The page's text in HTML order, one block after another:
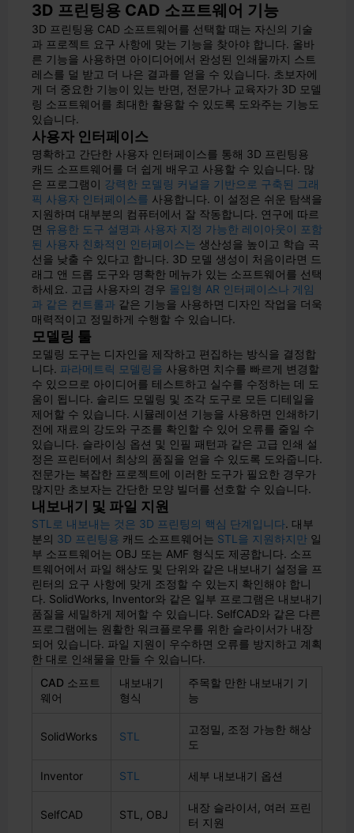
3D 프린팅용 CAD 소프트웨어 기능
3D 프린팅용 CAD 소프트웨어를 선택할 때는 자신의 기술
과 프로젝트 요구 사항에 맞는 기능을 찾아야 합니다. 올바
른 기능을 사용하면 아이디어에서 완성된 인쇄물까지 스트
레스를 덜 받고 더 나은 결과를 얻을 수 있습니다. 초보자에
게 더 중요한 기능이 있는 반면, 전문가나 교육자가 3D 모델
링 소프트웨어를 최대한 활용할 수 있도록 도와주는 기능도
있습니다.
사용자 인터페이스
명확하고 간단한 사용자 인터페이스를 통해 3D 프린팅용
캐드 소프트웨어를 더 쉽게 배우고 사용할 수 있습니다. 많
은 프로그램이 강력한 모델링 커널을 기반으로 구축된 그래
픽 사용자 인터페이스를 사용합니다. 이 설정은 쉬운 탐색을
지원하며 대부분의 컴퓨터에서 잘 작동합니다. 연구에 따르
면 유용한 도구 설명과 사용자 지정 가능한 레이아웃이 포함
된 사용자 친화적인 인터페이스는 생산성을 높이고 학습 곡
선을 낮출 수 있다고 합니다. 3D 모델 생성이 처음이라면 드
래그 앤 드롭 도구와 명확한 메뉴가 있는 소프트웨어를 선택
하세요. 고급 사용자의 경우 몰입형 AR 인터페이스나 게임
과 같은 컨트롤과 같은 기능을 사용하면 디자인 작업을 더욱
매력적이고 정밀하게 수행할 수 있습니다.
모델링 툴
모델링 도구는 디자인을 제작하고 편집하는 방식을 결정합
니다. 파라메트릭 모델링을 사용하면 치수를 빠르게 변경할
수 있으므로 아이디어를 테스트하고 실수를 수정하는 데 도
움이 됩니다. 솔리드 모델링 및 조각 도구로 모든 디테일을
제어할 수 있습니다. 시뮬레이션 기능을 사용하면 인쇄하기
전에 재료의 강도와 구조를 확인할 수 있어 오류를 줄일 수
있습니다. 슬라이싱 옵션 및 인필 패턴과 같은 고급 인쇄 설
정은 프린터에서 최상의 품질을 얻을 수 있도록 도와줍니다.
전문가는 복잡한 프로젝트에 이러한 도구가 필요한 경우가
많지만 초보자는 간단한 모양 빌더를 선호할 수 있습니다.
내보내기 및 파일 지원
STL로 내보내는 것은 3D 프린팅의 핵심 단계입니다. 대부
분의 3D 프린팅용 캐드 소프트웨어는 STL을 지원하지만 일
부 소프트웨어는 OBJ 또는 AMF 형식도 제공합니다. 소프
트웨어에서 파일 해상도 및 단위와 같은 내보내기 설정을 프
린터의 요구 사항에 맞게 조정할 수 있는지 확인해야 합니
다. SolidWorks, Inventor와 같은 일부 프로그램은 내보내기
품질을 세밀하게 제어할 수 있습니다. SelfCAD와 같은 다른
프로그램에는 원활한 워크플로우를 위한 슬라이서가 내장
되어 있습니다. 파일 지원이 우수하면 오류를 방지하고 계획
한 대로 인쇄물을 만들 수 있습니다.
CAD 소프트
웨어
내보내기
형식
주목할 만한 내보내기 기
능
SolidWorks STL
고정밀, 조정 가능한 해상
도
Inventor STL 세부 내보내기 옵션
SelfCAD STL, OBJ
내장 슬라이서, 여러 프린
터 지원